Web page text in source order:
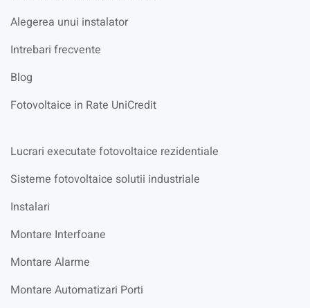
Alegerea unui instalator
Intrebari frecvente
Blog
Fotovoltaice in Rate UniCredit
Lucrari executate fotovoltaice rezidentiale
Sisteme fotovoltaice solutii industriale
Instalari
Montare Interfoane
Montare Alarme
Montare Automatizari Porti